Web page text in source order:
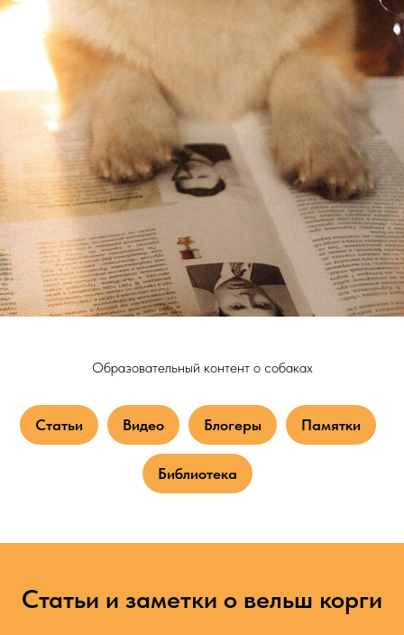
Образовательный контент о собаках
Статьи Видео Блогеры Памятки
Библиотека
Статьи и заметки о вельш корги